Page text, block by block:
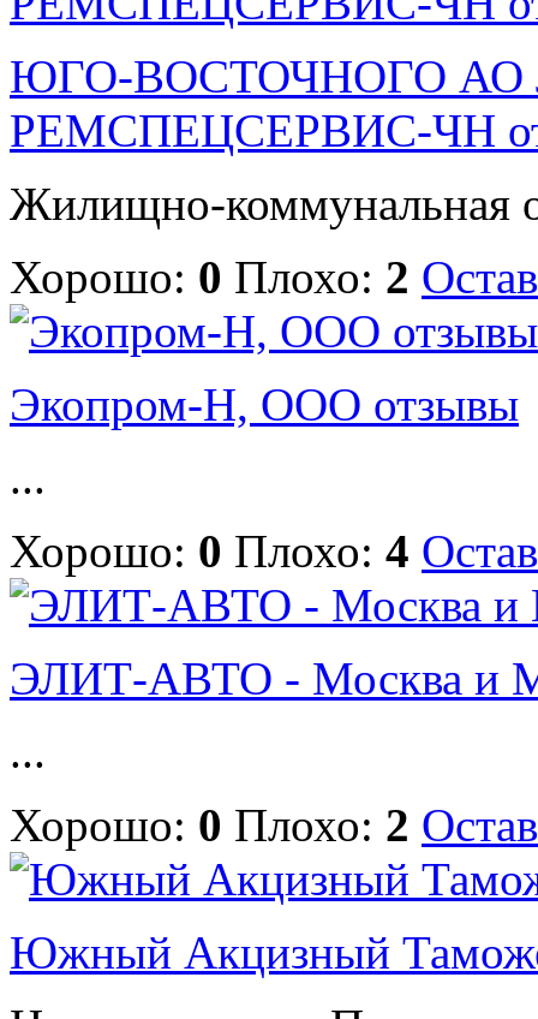
ЮГО-ВОСТОЧНОГО
РЕМСПЕЦСЕРВИС-ЧН
Жилищно-коммунальная
Хорошо: 0 Плохо: 2
Экопром-Н, ООО отзывы
...
Хорошо: 0 Плохо: 4
ЭЛИТ-АВТО - Москва и
...
Хорошо: 0 Плохо: 2
Южный Акцизный